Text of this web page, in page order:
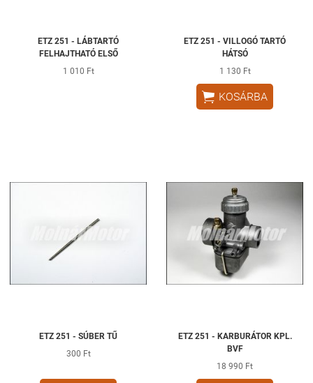
ETZ 251 - LÁBTARTÓ
FELHAJTHATÓ ELSŐ
1 010 Ft
ETZ 251 - VILLOGÓ TARTÓ
HÁTSÓ
1 130 Ft
 KOSÁRBA
ETZ 251 - SÚBER TŰ
300 Ft
ETZ 251 - KARBURÁTOR KPL.
BVF
18 990 Ft